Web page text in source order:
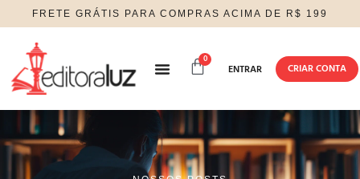
FRETE GRÁTIS PARA COMPRAS ACIMA DE R$ 199
0
ENTRAR CRIAR CONTA